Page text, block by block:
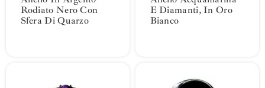
Rodiato Nero Con
Sfera Di Quarzo
E Diamanti, In Oro
Bianco